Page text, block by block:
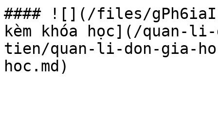
#### ![](/files/
kèm khóa học](/quan-
tien/quan-li-don-gia-